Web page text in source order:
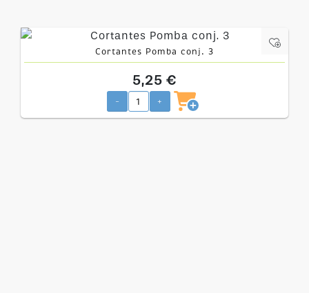
Cortantes Pomba conj. 3
5,25 €
- +